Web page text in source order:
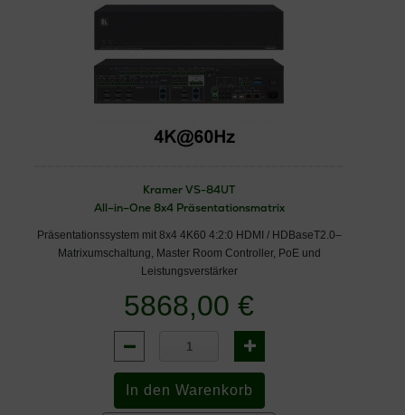
Kramer VS-84UT
All–in–One 8x4 Präsentationsmatrix
Präsentationssystem mit 8x4 4K60 4:2:0 HDMI / HDBaseT2.0–
Matrixumschaltung, Master Room Controller, PoE und
Leistungsverstärker
5868,00 €